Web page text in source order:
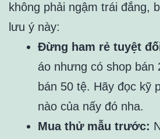
không phải ngậm trái đắng,
lưu ý này:
Đừng ham rẻ tuyệt
áo nhưng có shop bán
bán 50 tệ. Hãy đọc kỹ
nào của nấy đó nha.
Mua thử mẫu trước: